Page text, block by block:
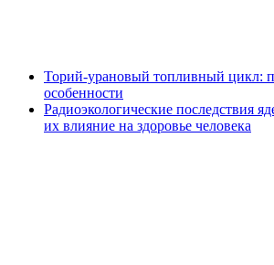
Торий-урановый топливный цикл:
особенности
Радиоэкологические последствия
их влияние на здоровье человека